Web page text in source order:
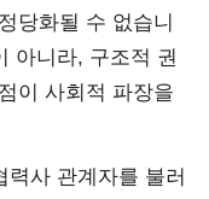
당화될 수 없습니
아니라, 구조적 권
이 사회적 파장을
사 관계자를 불러